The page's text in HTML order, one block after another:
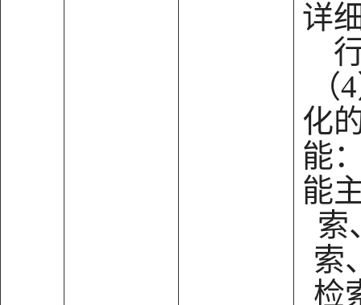
详
（
化
能
能
索
索
检